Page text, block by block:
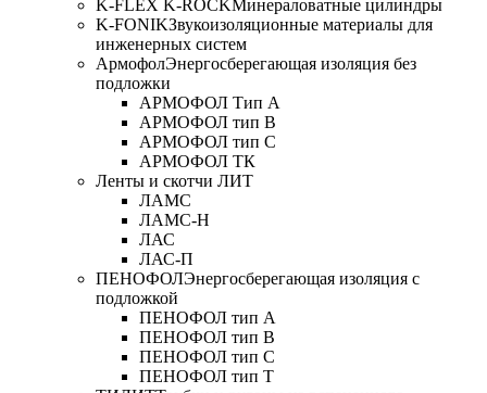
K-FLEX K-ROCKМинераловатные цилиндры
K-FONIKЗвукоизоляционные материалы для
инженерных систем
АрмофолЭнергосберегающая изоляция без
подложки
АРМОФОЛ Тип А
АРМОФОЛ тип В
АРМОФОЛ тип C
АРМОФОЛ ТК
Ленты и скотчи ЛИТ
ЛАМС
ЛАМС-Н
ЛАС
ЛАС-П
ПЕНОФОЛЭнергосберегающая изоляция с
подложкой
ПЕНОФОЛ тип А
ПЕНОФОЛ тип B
ПЕНОФОЛ тип C
ПЕНОФОЛ тип T